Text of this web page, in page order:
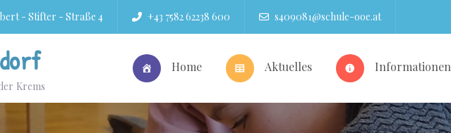
- Stifter - Straße 4 +43 7582 62238 600 s409081@schule-ooe.at
Krems
Home Aktuelles Informationen